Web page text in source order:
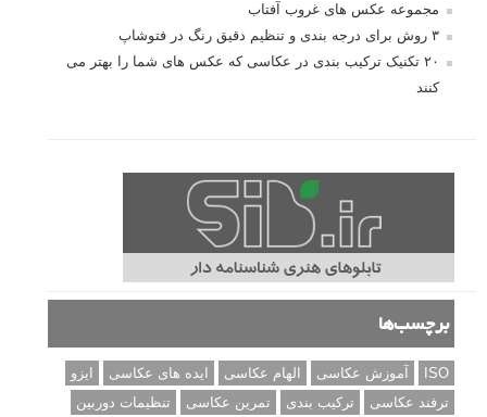
مجموعه عکس های غروب آفتاب
۳ روش برای درجه بندی و تنظیم دقیق رنگ در فتوشاپ
۲۰ تکنیک ترکیب بندی در عکاسی که عکس های شما را بهتر می
کنند
برچسب‌ها
ISO آموزش عکاسی الهام عکاسی ایده های عکاسی
ایزو
ترفند عکاسی
ترکیب بندی تمرین عکاسی
تنظیمات دوربین